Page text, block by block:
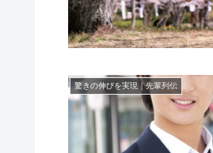
驚きの伸びを実現｜先輩列伝